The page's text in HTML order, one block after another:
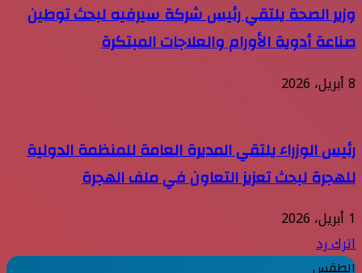
وزير الصحة يلتقي رئيس شركة سيرفيه لبحث توطين
صناعة أدوية الأورام والعلاجات المبتكرة
8 أبريل، 2026
رئيس الوزراء يلتقي المديرة العامة للمنظمة الدولية
للهجرة لبحث تعزيز التعاون في ملف الهجرة
1 أبريل، 2026
اترك رد